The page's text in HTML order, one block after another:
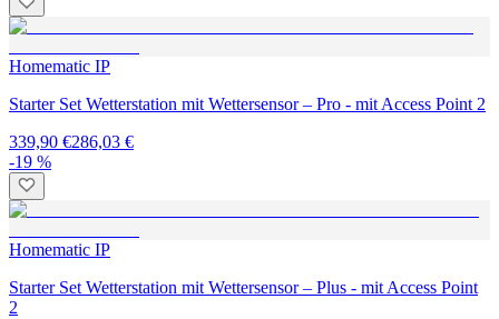
Homematic IP
Starter Set Wetterstation mit Wettersensor – Pro - mit Access Point 2
339,90 €286,03 €
-19 %
Homematic IP
Starter Set Wetterstation mit Wettersensor – Plus - mit Access Point
2